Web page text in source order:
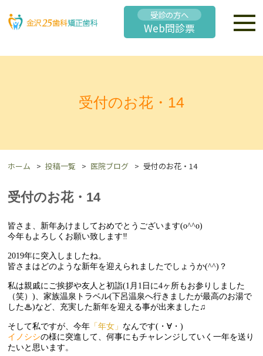
受診の方へ
Web問診票
受付のお花・14
ホーム 投稿一覧 医院ブログ 受付のお花・14
受付のお花・14
皆さま、新年あけましておめでとうございます(o^^o)
今年もよろしくお願い致します‼︎
2019年に突入しましたね。
皆さまはどのような新年を迎えられましたでしょうか(^^)？
私は親戚にご挨拶や友人と初詣(1月1日に4ヶ所もお参りしました
（笑）)、家族温泉トラベル(下呂温泉へ行きましたが最高のお湯で
した♨︎)など、充実した新年を迎える事が出来ました♫
そして私ですが、今年 「年女」 なんです(・∀・)
イノシシの様に突進して、何事にもチャレンジしていく一年を送り
たいと思います。